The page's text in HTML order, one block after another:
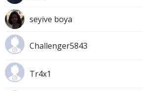
seyive boya
Challenger5843
Tr4x1